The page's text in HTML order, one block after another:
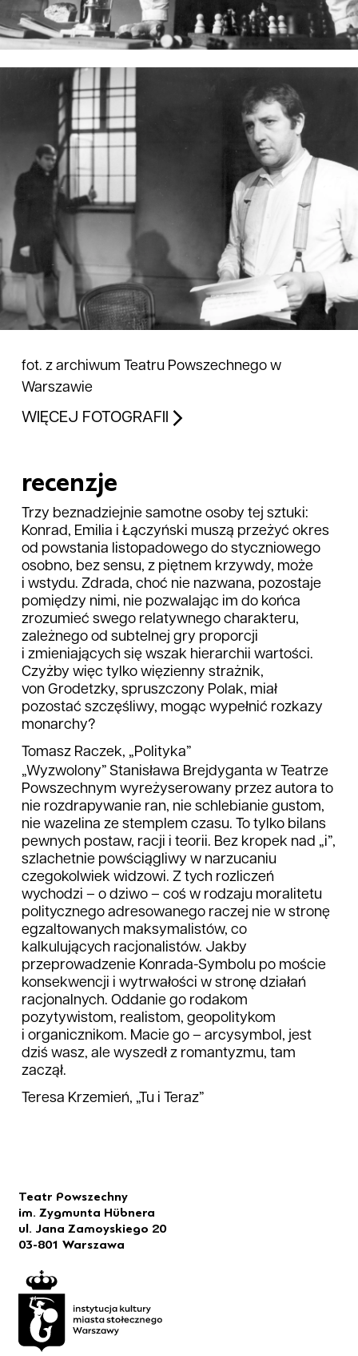
fot. z archiwum Teatru Powszechnego w
Warszawie
WIĘCEJ FOTOGRAFII
recenzje
Trzy beznadziejnie samotne osoby tej sztuki:
Konrad, Emilia i Łączyński muszą przeżyć okres
od powstania listopadowego do styczniowego
osobno, bez sensu, z piętnem krzywdy, może
i wstydu. Zdrada, choć nie nazwana, pozostaje
pomiędzy nimi, nie pozwalając im do końca
zrozumieć swego relatywnego charakteru,
zależnego od subtelnej gry proporcji
i zmieniających się wszak hierarchii wartości.
Czyżby więc tylko więzienny strażnik,
von Grodetzky, spruszczony Polak, miał
pozostać szczęśliwy, mogąc wypełnić rozkazy
monarchy?
Tomasz Raczek, „Polityka”
„Wyzwolony” Stanisława Brejdyganta w Teatrze
Powszechnym wyreżyserowany przez autora to
nie rozdrapywanie ran, nie schlebianie gustom,
nie wazelina ze stemplem czasu. To tylko bilans
pewnych postaw, racji i teorii. Bez kropek nad „i”,
szlachetnie powściągliwy w narzucaniu
czegokolwiek widzowi. Z tych rozliczeń
wychodzi – o dziwo – coś w rodzaju moralitetu
politycznego adresowanego raczej nie w stronę
egzaltowanych maksymalistów, co
kalkulujących racjonalistów. Jakby
przeprowadzenie Konrada-Symbolu po moście
konsekwencji i wytrwałości w stronę działań
racjonalnych. Oddanie go rodakom
pozytywistom, realistom, geopolitykom
i organicznikom. Macie go – arcysymbol, jest
dziś wasz, ale wyszedł z romantyzmu, tam
zaczął.
Teresa Krzemień, „Tu i Teraz”
Teatr Powszechny
im. Zygmunta Hübnera
ul. Jana Zamoyskiego 20
03-801 Warszawa